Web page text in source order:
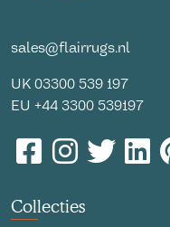
sales@flairrugs.nl
UK 03300 539 197
EU +44 3300 539197
Collecties